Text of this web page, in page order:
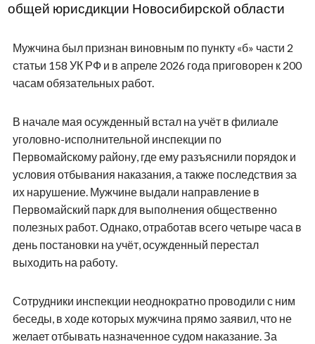
общей юрисдикции Новосибирской области
Мужчина был признан виновным по пункту «б» части 2
статьи 158 УК РФ и в апреле 2026 года приговорен к 200
часам обязательных работ.
В начале мая осужденный встал на учёт в филиале
уголовно-исполнительной инспекции по
Первомайскому району, где ему разъяснили порядок и
условия отбывания наказания, а также последствия за
их нарушение. Мужчине выдали направление в
Первомайский парк для выполнения общественно
полезных работ. Однако, отработав всего четыре часа в
день постановки на учёт, осужденный перестал
выходить на работу.
Сотрудники инспекции неоднократно проводили с ним
беседы, в ходе которых мужчина прямо заявил, что не
желает отбывать назначенное судом наказание. За